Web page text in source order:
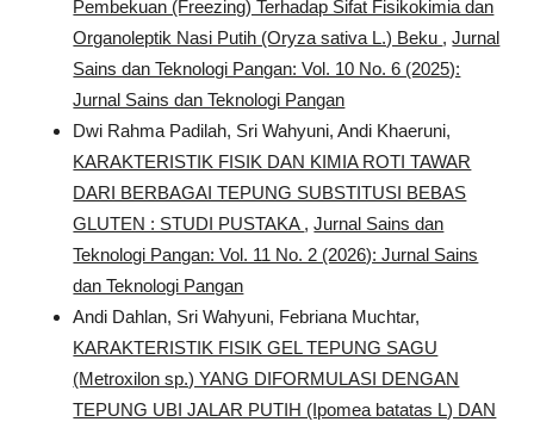
Pembekuan (Freezing) Terhadap Sifat Fisikokimia dan
Organoleptik Nasi Putih (Oryza sativa L.) Beku ,Jurnal
Sains dan Teknologi Pangan: Vol. 10 No. 6 (2025):
Jurnal Sains dan Teknologi Pangan
Dwi Rahma Padilah, Sri Wahyuni, Andi Khaeruni,
KARAKTERISTIK FISIK DAN KIMIA ROTI TAWAR
DARI BERBAGAI TEPUNG SUBSTITUSI BEBAS
GLUTEN : STUDI PUSTAKA ,Jurnal Sains dan
Teknologi Pangan: Vol. 11 No. 2 (2026): Jurnal Sains
dan Teknologi Pangan
Andi Dahlan, Sri Wahyuni, Febriana Muchtar,
KARAKTERISTIK FISIK GEL TEPUNG SAGU
(Metroxilon sp.) YANG DIFORMULASI DENGAN
TEPUNG UBI JALAR PUTIH (Ipomea batatas L) DAN